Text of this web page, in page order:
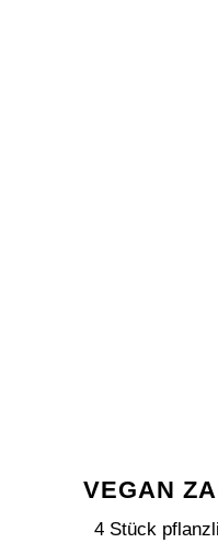
VEGAN
4 Stück